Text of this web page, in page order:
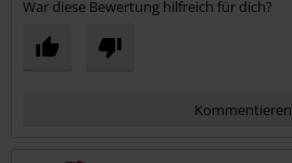
War diese Bewertung hilfreich für dich?
Kommentieren